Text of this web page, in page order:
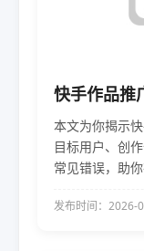
快手作品推
本文为你揭示
目标用户、创
常见错误，助
发布时间：2026-